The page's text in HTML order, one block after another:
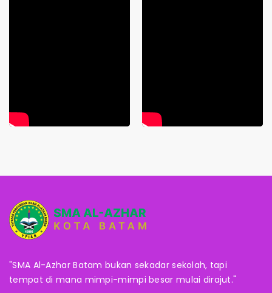
"SMA Al-Azhar Batam bukan sekadar sekolah, tapi
tempat di mana mimpi-mimpi besar mulai dirajut."